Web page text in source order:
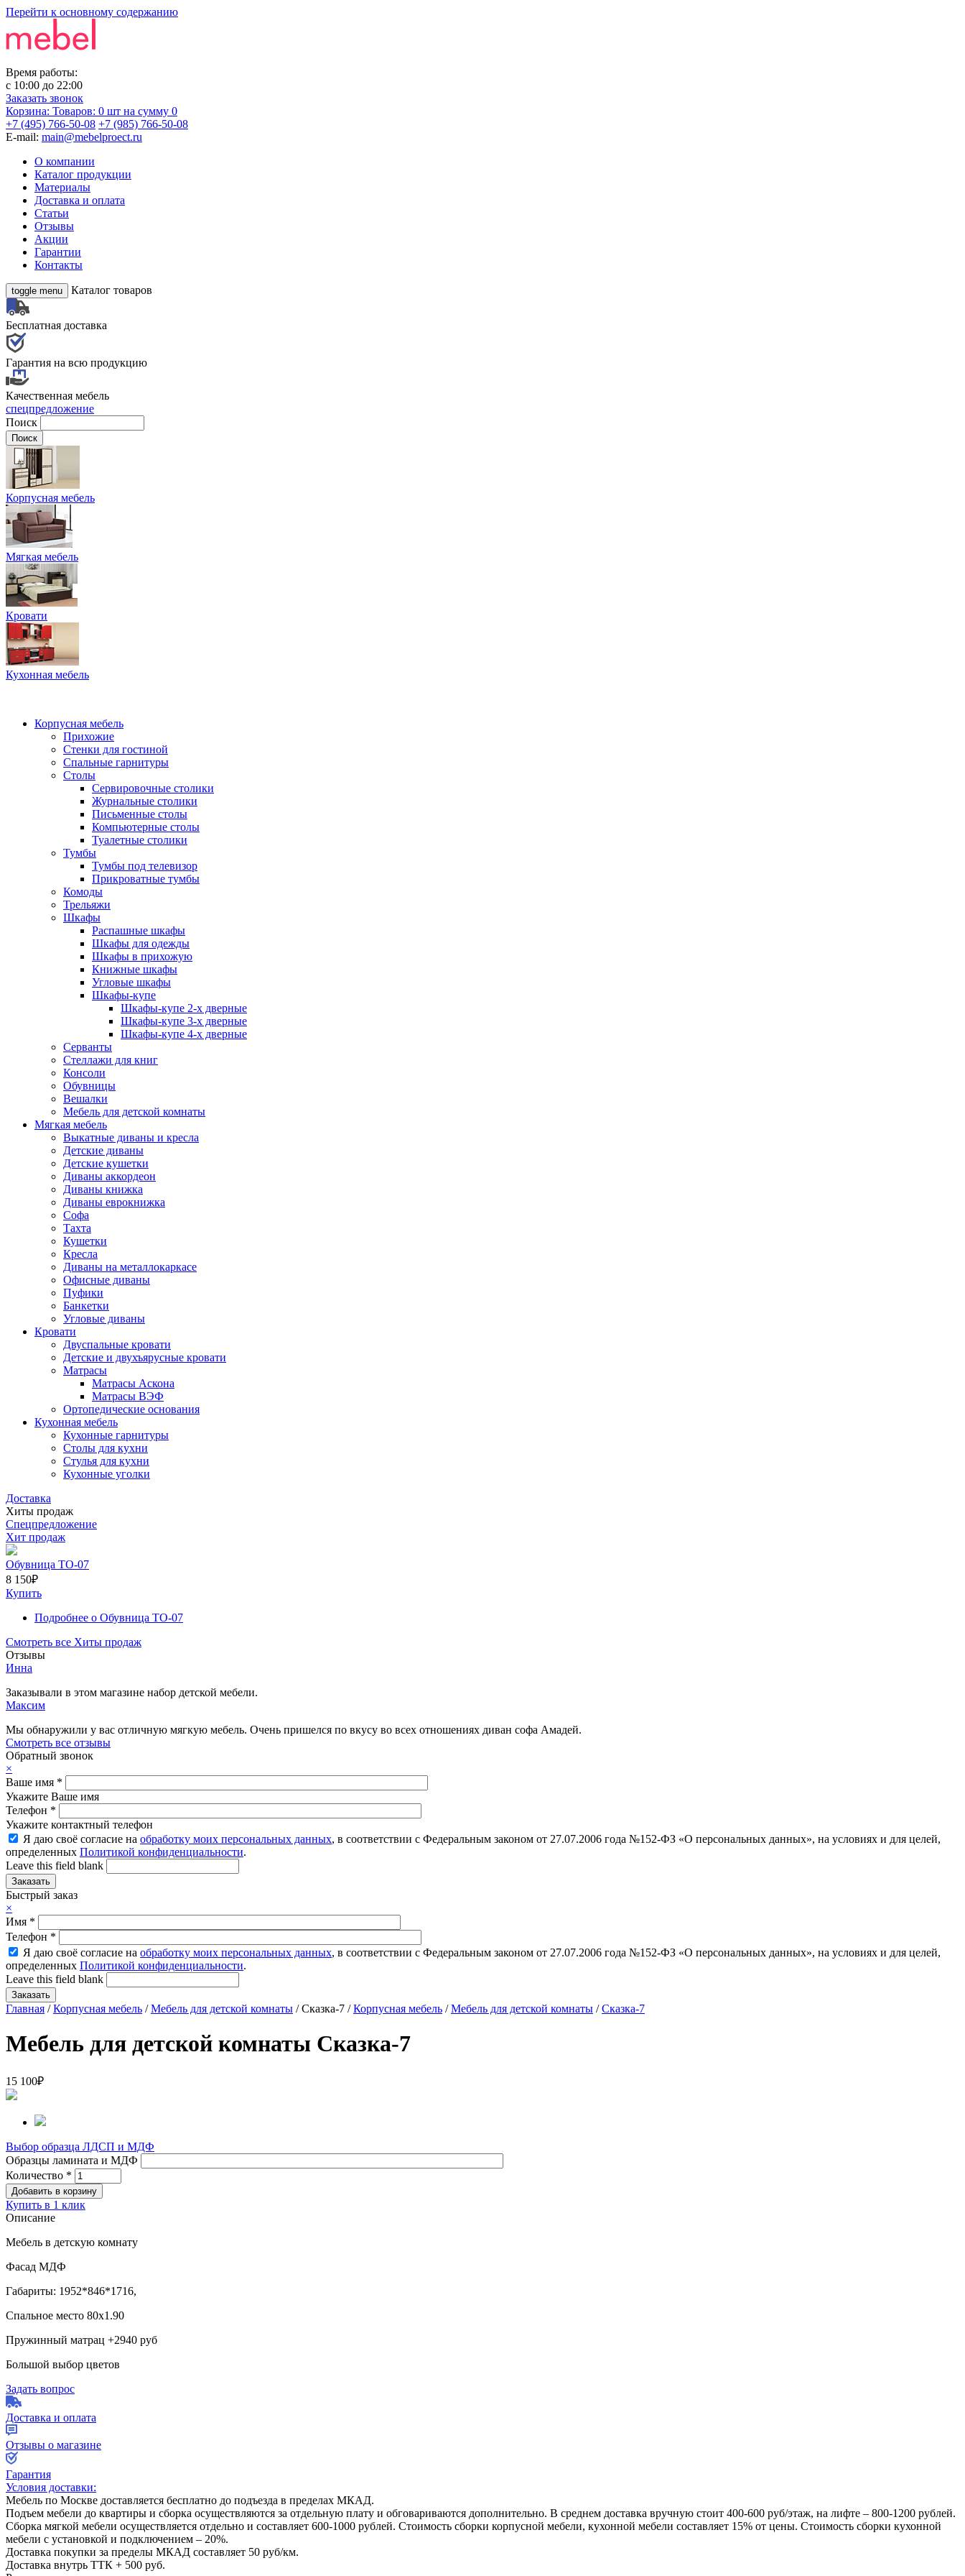
Перейти к основному содержанию
Время работы:
с 10:00 до 22:00
Заказать звонок
Корзина: Товаров: 0 шт на сумму 0
+7 (495) 766-50-08 +7 (985) 766-50-08
E-mail: main@mebelproect.ru
О компании
Каталог продукции
Материалы
Доставка и оплата
Статьи
Отзывы
Акции
Гарантии
Контакты
toggle menu Каталог товаров
Бесплатная доставка
Гарантия на всю продукцию
Качественная мебель
спецпредложение
Поиск
Корпусная мебель
Мягкая мебель
Кровати
Кухонная мебель
Корпусная мебель
Прихожие
Стенки для гостиной
Спальные гарнитуры
Столы
Сервировочные столики
Журнальные столики
Письменные столы
Компьютерные столы
Туалетные столики
Тумбы
Тумбы под телевизор
Прикроватные тумбы
Комоды
Трельяжи
Шкафы
Распашные шкафы
Шкафы для одежды
Шкафы в прихожую
Книжные шкафы
Угловые шкафы
Шкафы-купе
Шкафы-купе 2-x дверные
Шкафы-купе 3-х дверные
Шкафы-купе 4-х дверные
Серванты
Стеллажи для книг
Консоли
Обувницы
Вешалки
Мебель для детской комнаты
Мягкая мебель
Выкатные диваны и кресла
Детские диваны
Детские кушетки
Диваны аккордеон
Диваны книжка
Диваны еврокнижка
Софа
Тахта
Кушетки
Кресла
Диваны на металлокаркасе
Офисные диваны
Пуфики
Банкетки
Угловые диваны
Кровати
Двуспальные кровати
Детские и двухъярусные кровати
Матрасы
Матрасы Аскона
Матрасы ВЭФ
Ортопедические основания
Кухонная мебель
Кухонные гарнитуры
Столы для кухни
Стулья для кухни
Кухонные уголки
Доставка
Хиты продаж
Спецпредложение
Хит продаж
Обувница ТО-07
8 150₽
Купить
Подробнее о Обувница ТО-07
Смотреть все Хиты продаж
Отзывы
Инна
Заказывали в этом магазине набор детской мебели.
Максим
Мы обнаружили у вас отличную мягкую мебель. Очень пришелся по вкусу во всех отношениях диван софа Амадей.
Смотреть все отзывы
Обратный звонок
×
Ваше имя *
Укажите Ваше имя
Телефон *
Укажите контактный телефон
Я даю своё согласие на обработку моих персональных данных, в соответствии с Федеральным законом от 27.07.2006 года №152-ФЗ «О персональных данных», на условиях и для целей,
определенных Политикой конфиденциальности.
Leave this field blank
Быстрый заказ
×
Имя *
Телефон *
Я даю своё согласие на обработку моих персональных данных, в соответствии с Федеральным законом от 27.07.2006 года №152-ФЗ «О персональных данных», на условиях и для целей,
определенных Политикой конфиденциальности.
Leave this field blank
Главная /Корпусная мебель /Мебель для детской комнаты / Сказка-7 /Корпусная мебель /Мебель для детской комнаты /Сказка-7
Мебель для детской комнаты Сказка-7
15 100₽
Выбор образца ЛДСП и МДФ
Образцы ламината и МДФ
Количество *
Купить в 1 клик
Описание
Мебель в детскую комнату
Фасад МДФ
Габариты: 1952*846*1716,
Спальное место 80х1.90
Пружинный матрац +2940 руб
Большой выбор цветов
Задать вопрос
Доставка и оплата
Отзывы о магазине
Гарантия
Условия доставки:
Мебель по Москве доставляется бесплатно до подъезда в пределах МКАД.
Подъем мебели до квартиры и сборка осуществляются за отдельную плату и обговариваются дополнительно. В среднем доставка вручную стоит 400-600 руб/этаж, на лифте – 800-1200 рублей.
Сборка мягкой мебели осуществляется отдельно и составляет 600-1000 рублей. Стоимость сборки корпусной мебели, кухонной мебели составляет 15% от цены. Стоимость сборки кухонной
мебели с установкой и подключением – 20%.
Доставка покупки за пределы МКАД составляет 50 руб/км.
Доставка внутрь ТТК + 500 руб.